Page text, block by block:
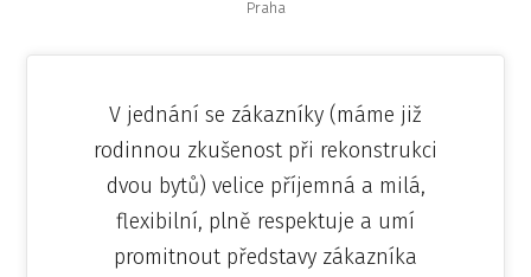
Praha
V jednání se zákazníky (máme již
rodinnou zkušenost při rekonstrukci
dvou bytů) velice příjemná a milá,
flexibilní, plně respektuje a umí
promitnout představy zákazníka